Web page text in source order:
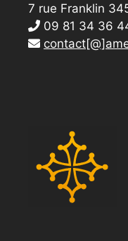
7 rue Franklin
09 81 34 36